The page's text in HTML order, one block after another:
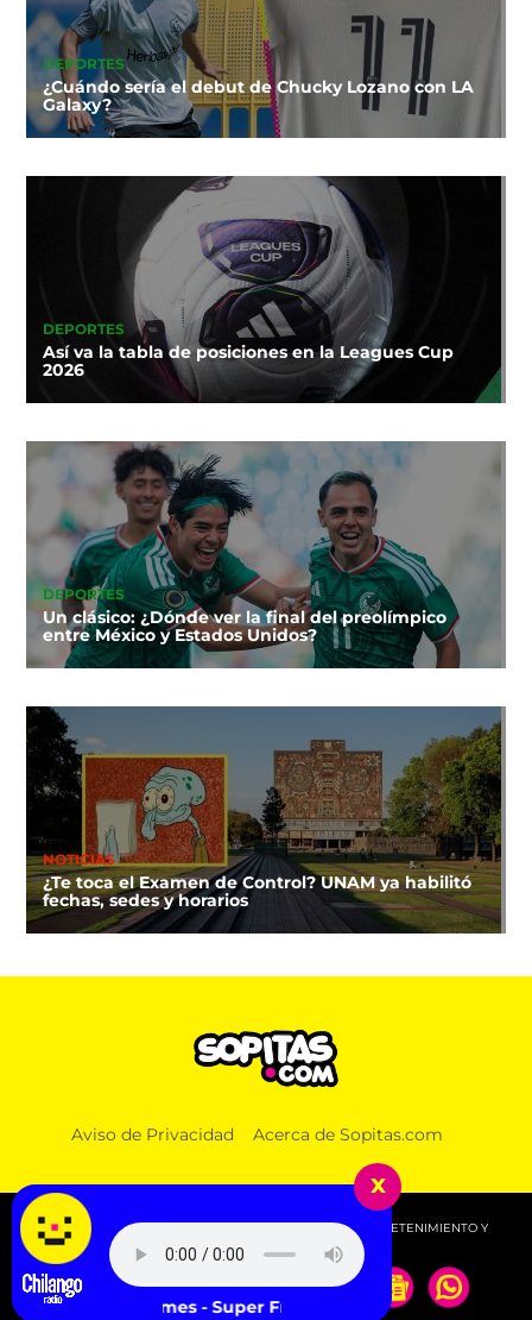
DEPORTES
¿Cuándo sería el debut de Chucky Lozano con LA
Galaxy?
DEPORTES
Así va la tabla de posiciones en la Leagues Cup
2026
DEPORTES
Un clásico: ¿Dónde ver la final del preolímpico
entre México y Estados Unidos?
NOTICIAS
¿Te toca el Examen de Control? UNAM ya habilitó
fechas, sedes y horarios
Aviso de Privacidad Acerca de Sopitas.com
© 2026 SOPITAS.COM - MÚSICA, NOTICIAS, DEPORTES, ENTRETENIMIENTO Y
MÁS!.
x
Rick James - Super Freak